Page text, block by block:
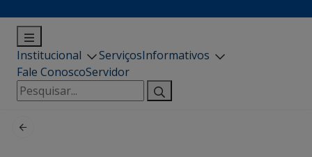
Institucional ServiçosInformativos
Fale ConoscoServidor
Pesquisar
por: